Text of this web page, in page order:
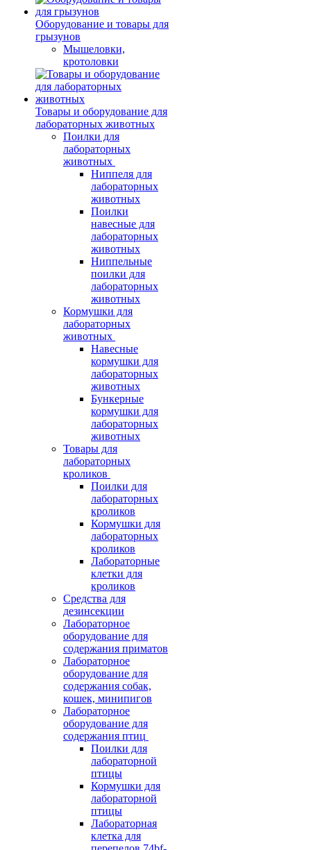
Оборудование и товары для
грызунов
Мышеловки,
кротоловки
Товары и оборудование для
лабораторных животных
Поилки для
лабораторных
животных
Ниппеля для
лабораторных
животных
Поилки
навесные для
лабораторных
животных
Ниппельные
поилки для
лабораторных
животных
Кормушки для
лабораторных
животных
Навесные
кормушки для
лабораторных
животных
Бункерные
кормушки для
лабораторных
животных
Товары для
лабораторных
кроликов
Поилки для
лабораторных
кроликов
Кормушки для
лабораторных
кроликов
Лабораторные
клетки для
кроликов
Средства для
дезинсекции
Лабораторное
оборудование для
содержания приматов
Лабораторное
оборудование для
содержания собак,
кошек, минипигов
Лабораторное
оборудование для
содержания птиц
Поилки для
лабораторной
птицы
Кормушки для
лабораторной
птицы
Лабораторная
клетка для